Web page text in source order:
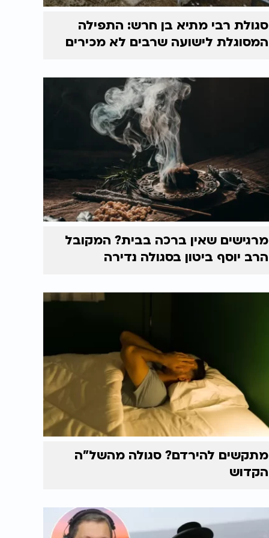
סגולת רבי מתיא בן חרש: התפילה
המסוגלת לישועה שרבים לא מכירים
מרגישים שאין ברכה בבית? המקובל
הרב יוסף ביטון בסגולה נדירה
מתקשים להירדם? סגולה מהשל"ה
הקדוש